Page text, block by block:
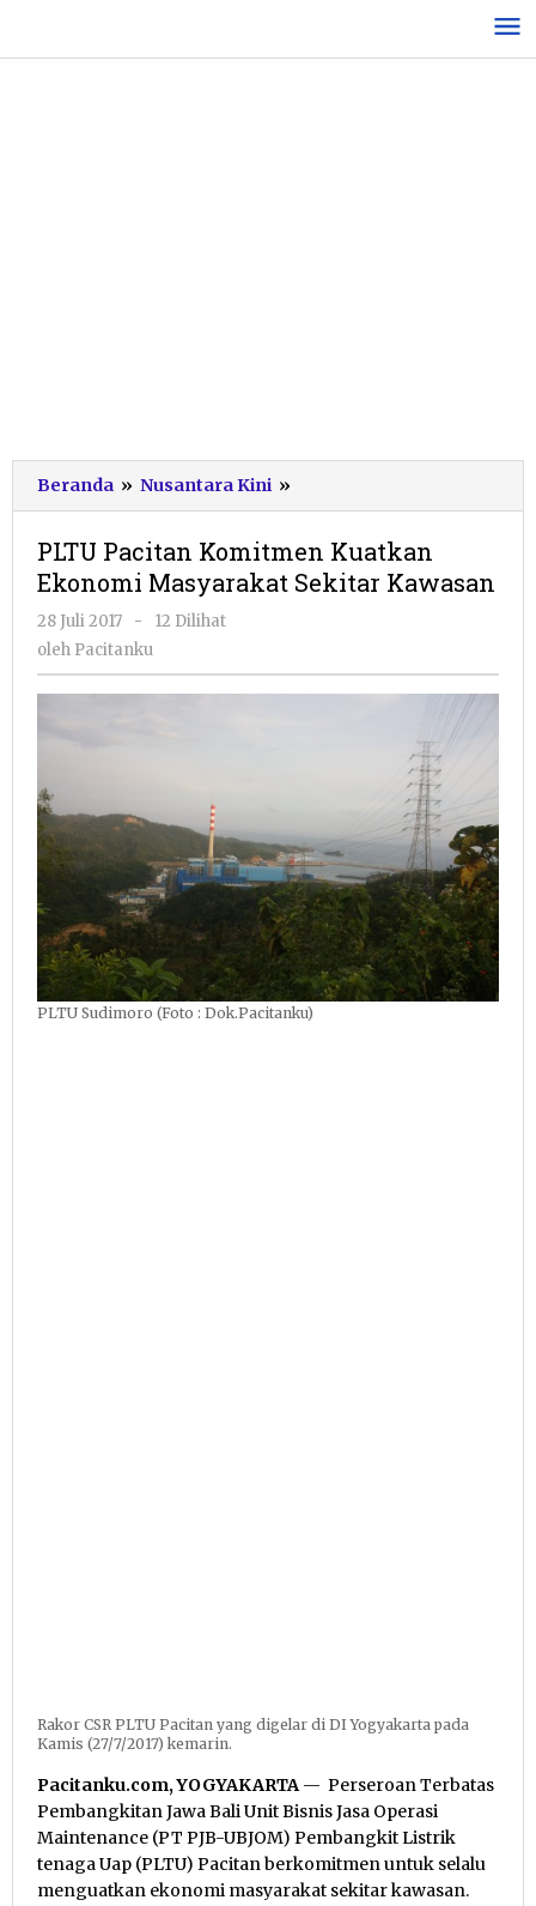
konten
Beranda » Nusantara Kini »
Pacitan
Kuatkan
Ekonomi
PLTU Pacitan Komitmen Kuatkan
Ekonomi Masyarakat Sekitar Kawasan
28 Juli 2017
oleh
Pacitanku
-
12 Dilihat
oleh Pacitanku
PLTU Sudimoro (Foto : Dok.Pacitanku)
Rakor CSR PLTU Pacitan yang digelar di DI Yogyakarta pada
Kamis (27/7/2017) kemarin.
Pacitanku.com, YOGYAKARTA — Perseroan Terbatas
Pembangkitan Jawa Bali Unit Bisnis Jasa Operasi
Maintenance (PT PJB-UBJOM) Pembangkit Listrik
tenaga Uap (PLTU) Pacitan berkomitmen untuk selalu
menguatkan ekonomi masyarakat sekitar kawasan.